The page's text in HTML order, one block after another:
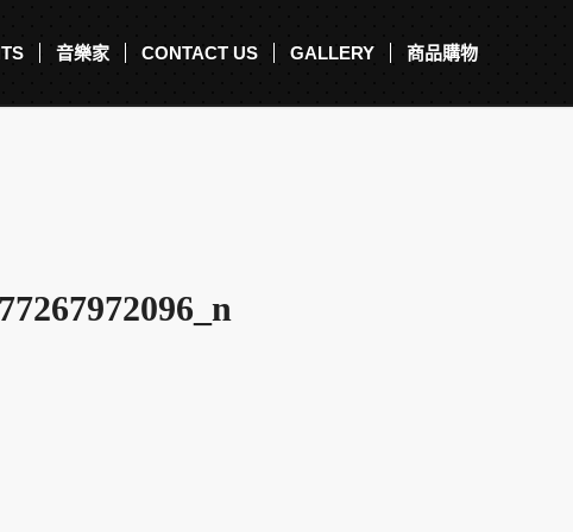
音樂家 CONTACT US GALLERY 商品購物